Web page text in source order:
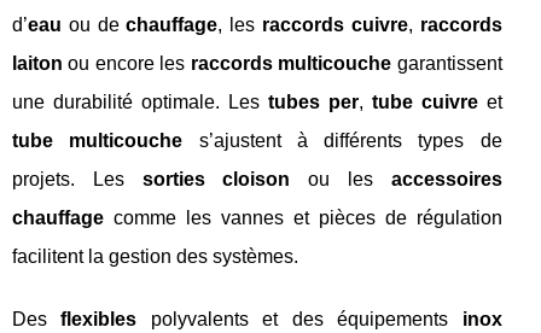
d’eau ou dechauffage, les raccords cuivre, raccords
laiton ou encore les raccords multicouche garantissent
une durabilité optimale. Les tubes per, tube cuivreet
tube multicouche s’ajustent à différents types de
projets. Les sorties cloison ou les accessoires
chauffage comme les vannes et pièces de régulation
facilitent la gestion des systèmes.
Desflexibles polyvalents et des équipements inox